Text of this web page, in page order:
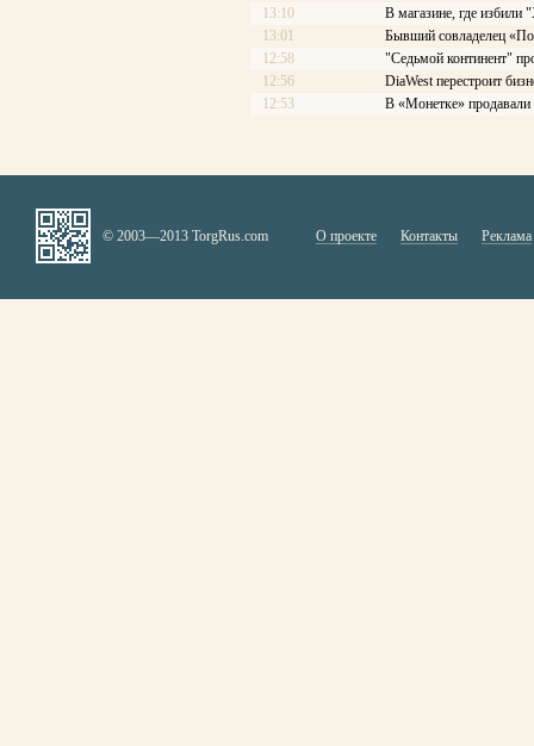
13:10
В магазине, где
13:01
Бывший совладелец
12:58
"Седьмой континент"
12:56
DiaWest перестроит
12:53
В «Монетке»
© 2003—2013 TorgRus.com О проекте Контакты Реклама